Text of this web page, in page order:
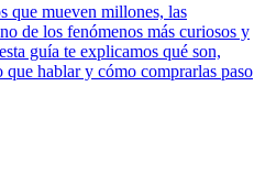
que mueven millones, las
de los fenómenos más curiosos y
guía te explicamos qué son,
hablar y cómo comprarlas paso